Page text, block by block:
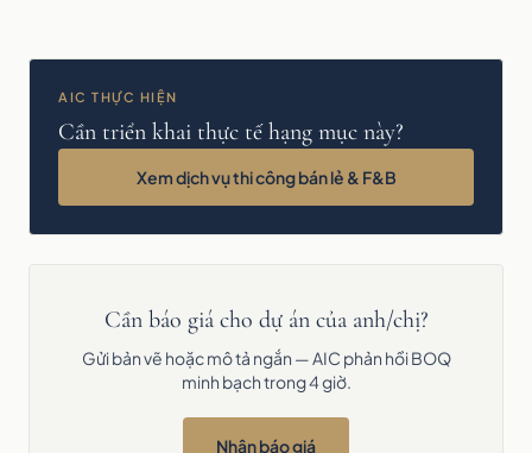
AIC THỰC HIỆN
Cần triển khai thực tế hạng mục này?
Xem dịch vụ thi công bán lẻ & F&B
Cần báo giá cho dự án của anh/chị?
Gửi bản vẽ hoặc mô tả ngắn — AIC phản hồi BOQ
minh bạch trong 4 giờ.
Nhận báo giá